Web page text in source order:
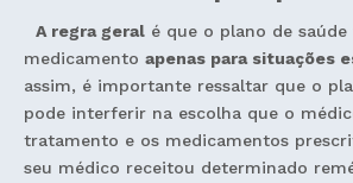
A regra geral é que o plano de
medicamento apenas para situações
assim, é importante ressaltar que o
pode interferir na escolha que o
tratamento e os medicamentos
seu médico receitou determinado